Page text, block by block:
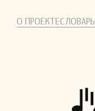
О ПРОЕКТЕСЛОВАРЬ